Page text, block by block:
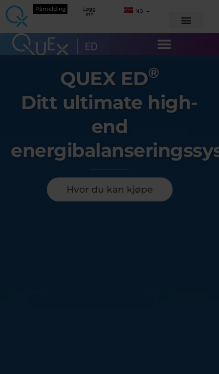
Påmelding Logg
inn NB
QUEX ED®
Ditt ultimate high-
end
Hvor du kan kjøpe